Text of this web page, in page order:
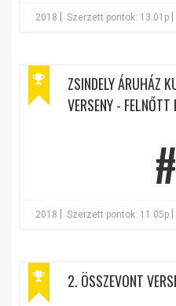
2018 Szerzett pontok: 13.01p
ZSINDELY ÁRUHÁZ
VERSENY - FELNŐTT
2018 Szerzett pontok: 11.05p
2. ÖSSZEVONT